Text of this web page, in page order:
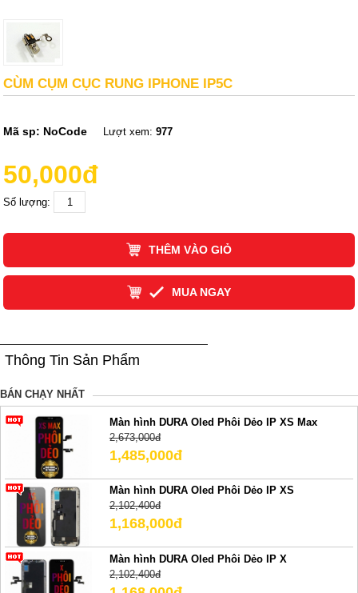
CÙM CỤM CỤC RUNG IPHONE IP5C
Mã sp: NoCode Lượt xem:977
50,000đ
Số lượng:
THÊM VÀO GIỎ
MUA NGAY
Thông Tin Sản Phẩm
BÁN CHẠY NHẤT
Màn hình DURA Oled Phôi Dẻo IP XS Max
2,673,000đ
1,485,000đ
Màn hình DURA Oled Phôi Dẻo IP XS
2,102,400đ
1,168,000đ
Màn hình DURA Oled Phôi Dẻo IP X
2,102,400đ